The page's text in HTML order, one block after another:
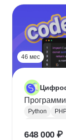
46 мес
Python
Java
648 000 ₽